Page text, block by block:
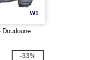
W1
-33%